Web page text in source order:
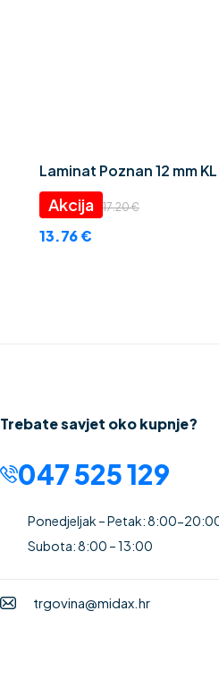
Laminat Poznan 12 mm
17.20€
13.76€
Trebate savjet oko kupnje?
047 525 129
Ponedjeljak – Petak: 8:00-
Subota: 8:00 – 13:00
trgovina@midax.hr